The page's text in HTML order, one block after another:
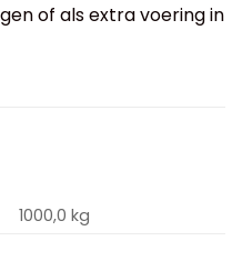
of als extra voering in
1000,0 kg